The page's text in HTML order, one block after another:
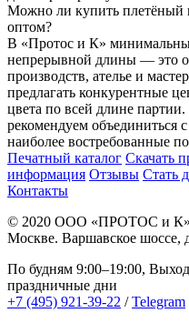
Можно ли купить плетёный
оптом?
В «Протос и К»
непрерывной длины — это
производств, ателье и
предлагать конкурентные
цвета по всей длине
рекомендуем объединиться
наиболее востребованные
Печатный каталог Скачать
информация Отзывы Стать
Контакты
© 2020 ООО «ПРОТОС и К»
Москве. Варшавское шоссе,
По будням 9:00–19:00,
праздничные дни
+7 (495) 921-39-22 /Telegram